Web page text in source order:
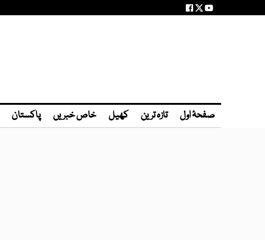
صفحۂ اول تازہ ترین کھیل خاص خبریں پاکستان